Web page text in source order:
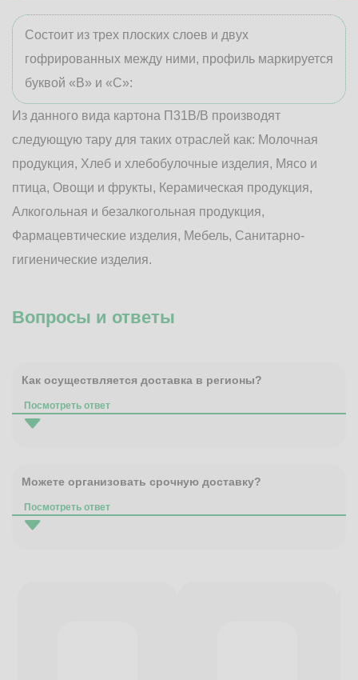
Состоит из трех плоских слоев и двух
гофрированных между ними, профиль маркируется
буквой «В» и «С»:
Из данного вида картона П31В/B производят
следующую тару для таких отраслей как: Молочная
продукция, Хлеб и хлебобулочные изделия, Мясо и
птица, Овощи и фрукты, Керамическая продукция,
Алкогольная и безалкогольная продукция,
Фармацевтические изделия, Мебель, Санитарно-
гигиенические изделия.
Вопросы и ответы
Как осуществляется доставка в регионы?
Посмотреть ответ
Можете организовать срочную доставку?
Посмотреть ответ